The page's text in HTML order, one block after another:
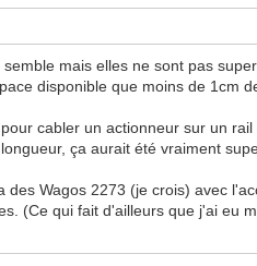
mais elles ne sont pas
disponible que moins de 1cm
cabler un actionneur sur un rail
ça aurait été vraiment
Wagos 2273 (je crois) avec
(Ce qui fait d'ailleurs que j'ai eu